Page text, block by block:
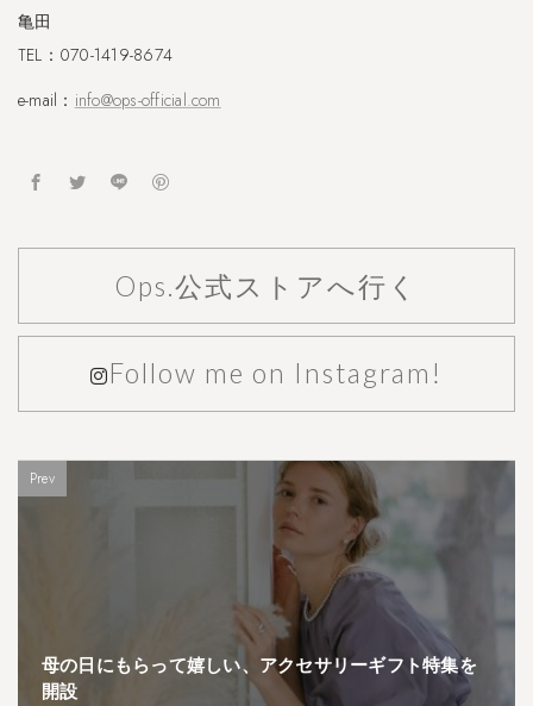
亀田
TEL：070-1419-8674
e-mail： info@ops-official.com
Ops.公式ストアへ行く
Follow me on Instagram!
Prev
母の日にもらって嬉しい、アクセサリーギフト特集を
開設